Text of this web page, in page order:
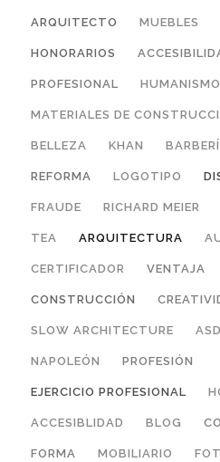
ARQUITECTO MUEBLES
HONORARIOS
PROFESIONAL HUMANISMO
MATERIALES DE
BELLEZA KHAN
REFORMA LOGOTIPO
FRAUDE RICHARD MEIER
TEA ARQUITECTURA
CERTIFICADOR VENTAJA
CONSTRUCCIÓN
SLOW ARCHITECTURE ASD
NAPOLEÓN PROFESIÓN
EJERCICIO PROFESIONAL
ACCESIBLIDAD BLOG
FORMA MOBILIARIO